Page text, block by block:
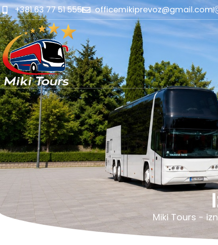
+381 63 77 51 555 officemikiprevoz@gmail.com
Miki Tours -